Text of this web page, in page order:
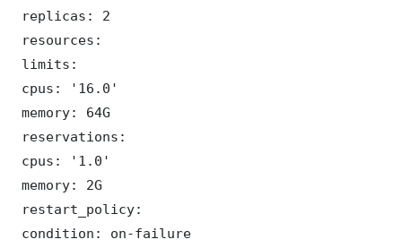
replicas: 2
resources:
limits:
cpus: '16.0'
memory: 64G
reservations:
cpus: '1.0'
memory: 2G
restart_policy:
condition: on-failure